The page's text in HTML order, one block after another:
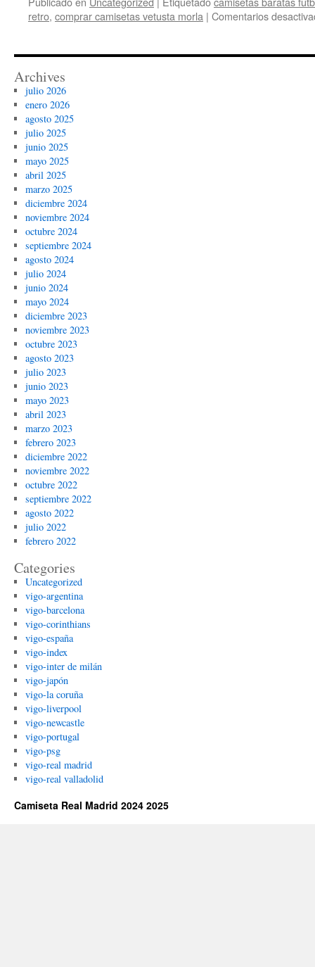
retro, comprar camisetas vetusta morla | Comentarios
Archives
julio 2026
enero 2026
agosto 2025
julio 2025
junio 2025
mayo 2025
abril 2025
marzo 2025
diciembre 2024
noviembre 2024
octubre 2024
septiembre 2024
agosto 2024
julio 2024
junio 2024
mayo 2024
diciembre 2023
noviembre 2023
octubre 2023
agosto 2023
julio 2023
junio 2023
mayo 2023
abril 2023
marzo 2023
febrero 2023
diciembre 2022
noviembre 2022
octubre 2022
septiembre 2022
agosto 2022
julio 2022
febrero 2022
Categories
Uncategorized
vigo-argentina
vigo-barcelona
vigo-corinthians
vigo-españa
vigo-index
vigo-inter de milán
vigo-japón
vigo-la coruña
vigo-liverpool
vigo-newcastle
vigo-portugal
vigo-psg
vigo-real madrid
vigo-real valladolid
Camiseta Real Madrid 2024 2025